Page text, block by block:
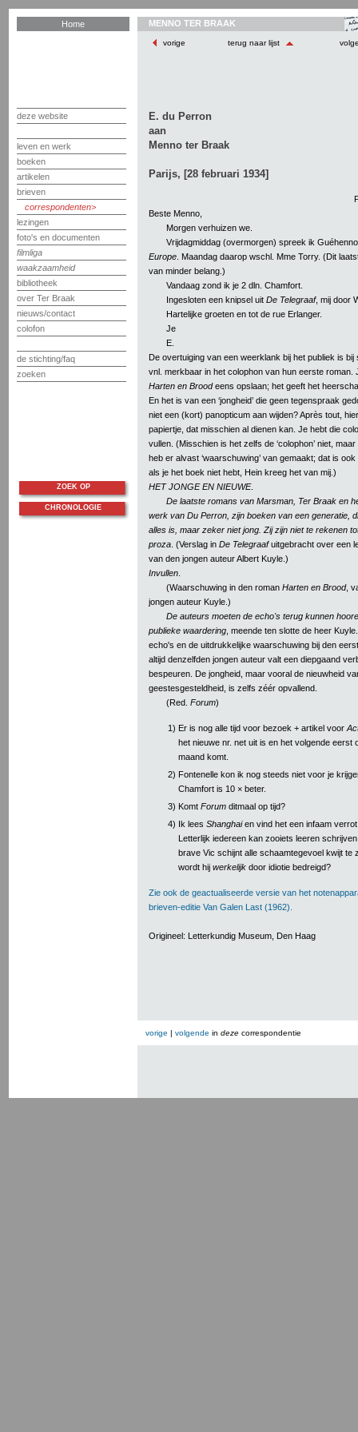
Home
deze website
leven en werk
boeken
artikelen
brieven
correspondenten
lezingen
foto's en documenten
filmliga
waakzaamheid
bibliotheek
over Ter Braak
nieuws/contact
colofon
de stichting/faq
zoeken
MENNO TER BRAAK
vorige terug naar lijst
E. du Perron
aan
Menno ter Braak
Parijs, [28 februari 1934]
Beste Menno,
Morgen verhuizen we.
Vrijdagmiddag (overmorgen) spreek ik
Europe . Maandag daarop wschl. Mme Torry. (Dit
van minder belang.)
Vandaag zond ik je 2 dln. Chamfort.
Ingesloten een knipsel uit De Telegraaf, mij door
Hartelijke groeten en tot de rue Erlanger.
Je
E.
De overtuiging van een weerklank bij het publiek is bij
vnl. merkbaar in het colophon van hun eerste roman.
Harten en Broodeens opslaan; het geeft het
En het is van een ‘jongheid’ die geen tegenspraak
niet een (kort) panopticum aan wijden? Après tout,
papiertje, dat misschien al dienen kan. Je hebt die
vullen. (Misschien is het zelfs de ‘colophon’ niet, maar
heb er alvast ‘waarschuwing’ van gemaakt; dat is
als je het boek niet hebt, Hein kreeg het van mij.)
HET JONGE EN NIEUWE.
De laatste romans van Marsman, Ter Braak en
werk van Du Perron, zijn boeken van een generatie,
alles is, maar zeker niet jong. Zij zijn niet te rekenen
proza . (Verslag in De Telegraafuitgebracht over een
van den jongen auteur Albert Kuyle.)
Invullen
(Waarschuwing in den roman Harten en Brood,
jongen auteur Kuyle.)
De auteurs moeten de echo's terug kunnen
publieke waardering , meende ten slotte de heer
echo's en de uitdrukkelijke waarschuwing bij den
altijd denzelfden jongen auteur valt een diepgaand
bespeuren. De jongheid, maar vooral de nieuwheid
geestesgesteldheid, is zelfs zéér opvallend.
(Red. Forum)
1) Er is nog alle tijd voor bezoek + artikel voor
het nieuwe nr. net uit is en het volgende eerst
maand komt.
2) Fontenelle kon ik nog steeds niet voor je
Chamfort is 10 × beter.
3) Komt Forum ditmaal op tijd?
4) Ik lees Shanghaien vind het een infaam
Letterlijk iedereen kan zooiets leeren
brave Vic schijnt alle schaamtegevoel kwijt te
wordt hij werkelijk door idiotie bedreigd?
Zie ook de geactualiseerde versie van het
brieven-editie Van Galen Last (1962).
Origineel: Letterkundig Museum, Den Haag
vorige | volgende in deze correspondentie
ZOEK OP
CHRONOLOGIE